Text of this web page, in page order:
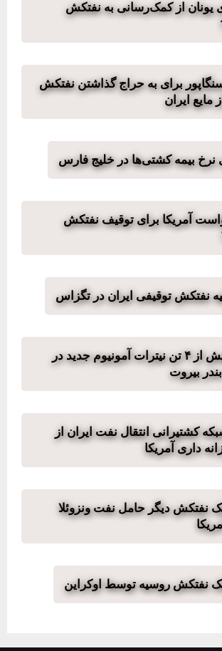
یونان از کمک‌رسانی به نفتکش
برای به حراج گذاشتن نفتکش
مایع ایران
نرخ بیمه کشتی‌ها در خلیج فارس
آمریکا برای توقیف نفتکش
نفتکش توقیفی ایران در تگزاس
کشف بیش از ۴ تن نیترات آمونیوم جدید در
بیروت
کشتیرانی انتقال نفت ایران از
داری آمریکا
نفتکش دیگر حامل نفت ونزوئلا
نفتکش روسیه توسط اوکراین